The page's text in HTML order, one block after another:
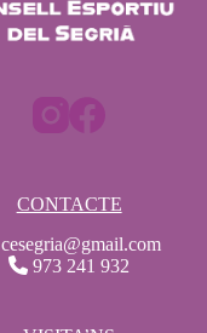
CONTACTE
cesegria@gmail.com
973 241 932